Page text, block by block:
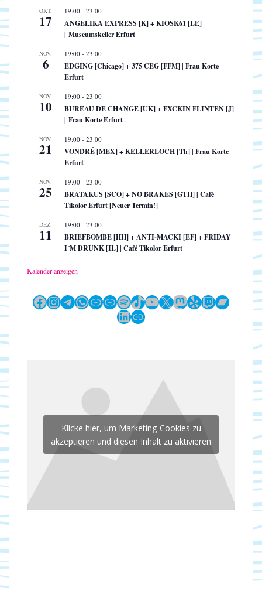
OKT.
17
19:00 - 23:00
ANGELIKA EXPRESS [K] + KIOSK61 [LE]
| Museumskeller Erfurt
NOV.
6
19:00 - 23:00
EDGING [Chicago] + 375 CEG [FFM] | Frau Korte
Erfurt
NOV.
10
19:00 - 23:00
BUREAU DE CHANGE [UK] + FXCKIN FLINTEN [J]
| Frau Korte Erfurt
NOV.
21
19:00 - 23:00
VONDRÉ [MEX] + KELLERLOCH [Th] | Frau Korte
Erfurt
NOV.
25
19:00 - 23:00
BRATAKUS [SCO] + NO BRAKES [GTH] | Café
Tikolor Erfurt [Neuer Termin!]
DEZ.
11
19:00 - 23:00
BRIEFBOMBE [HH] + ANTI-MACKI [EF] + FRIDAY
I´M DRUNK [IL] | Café Tikolor Erfurt
Kalender anzeigen
Facebook
Instagram
Telegram
WhatsApp
LinkLinkSpotify
TikTok
YouTube
X Mastodon
YelpTwitch
LinkedIn
Link
Klicke hier, um Marketing-Cookies zu
akzeptieren und diesen Inhalt zu aktivieren